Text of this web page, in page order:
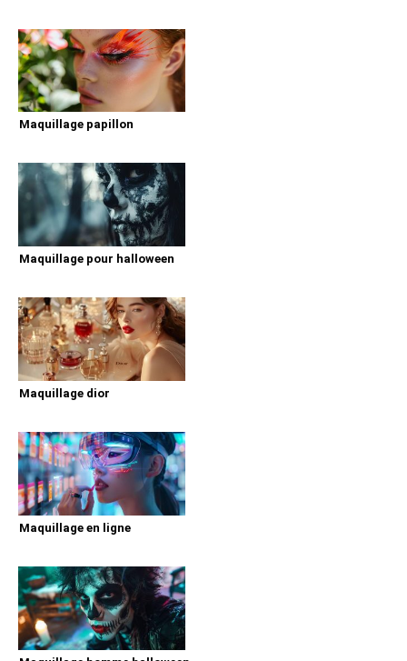
Maquillage papillon
Maquillage pour halloween
Maquillage dior
Maquillage en ligne